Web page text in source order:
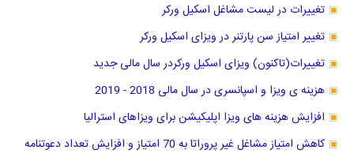
تغییرات در لیست مشاغل اسکیل ورکر
تغییر امتیاز سن پارتنر در ویزای اسکیل ورکر
تغییرات(تاکنون) ویزای اسکیل ورکردر سال مالی جدید
هزینه ی ویزا و اسپانسری در سال مالی 2018 - 2019
افزایش هزینه های ویزا اپلیکیشن برای ویزاهای استرالیا
کاهش امتیاز مشاغل غیر پروراتا به 70 امتیاز و افزایش تعداد دعوتنامه